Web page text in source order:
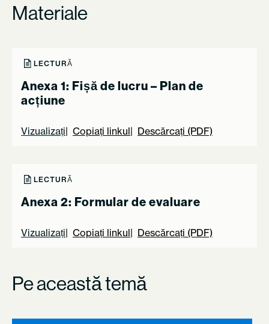
Materiale
LECTURĂ
Anexa 1: Fișă de lucru – Plan de
acțiune
Vizualizați Copiați linkul Descărcați (PDF)
LECTURĂ
Anexa 2: Formular de evaluare
Vizualizați Copiați linkul Descărcați (PDF)
Pe această temă